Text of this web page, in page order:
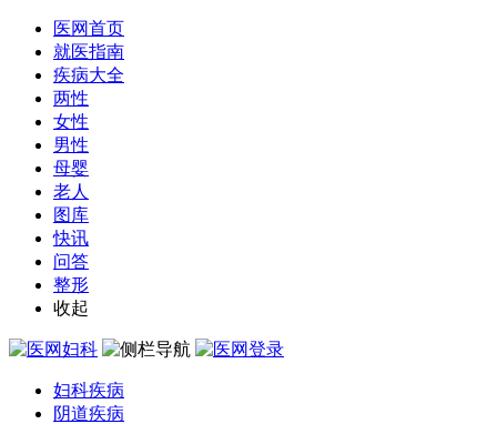
医网首页
就医指南
疾病大全
两性
女性
男性
母婴
老人
图库
快讯
问答
整形
收起
妇科疾病
阴道疾病